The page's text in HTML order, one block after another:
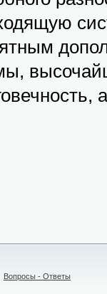
Вопросы - Ответы